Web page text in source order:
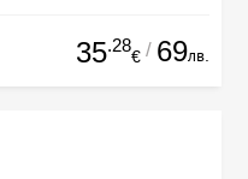
35.28
€ / 69лв.